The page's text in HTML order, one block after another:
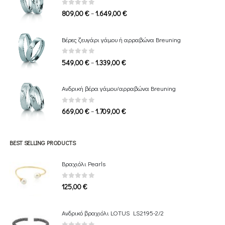
0out of 5
809,00€–1.649,00€Price
through
Βέρες ζευγάρι γάμου ή αρραβώνα Breuning
0 out of 5
549,00€–1.339,00€Price
through
Ανδρική βέρα γάμου/αρραβώνα Breuning
0 out of 5
669,00€–1.709,00€Price
BEST SELLING PRODUCTS
Βραχιόλι Pearls
0out of 5
125,00€
Ανδρικό βραχιόλι LOTUS LS2195-2/2